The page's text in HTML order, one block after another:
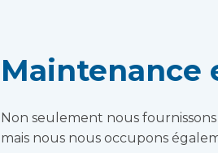
Maintenance
Non seulement nous
mais nous nous occupons